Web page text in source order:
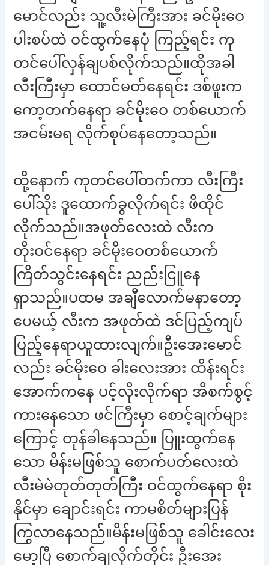
မောင်လည်း သူ့လီးမဲကြီးအား ခင်မိုးဝေ
ပါးစပ်ထဲ ဝင်ထွက်နေပုံ ကြည့်ရင်း ကု
တင်ပေါ်လှန်ချပစ်လိုက်သည်။ထိုအခါ
လီးကြီးမှာ ထောင်မတ်နေရင်း ဒစ်ဖူးက
ကော့တက်နေရာ ခင်မိုးဝေ တစ်ယောက်
အငမ်းမရ လိုက်စုပ်နေတော့သည်။
ထို့နောက် ကုတင်ပေါ်တက်ကာ လီးကြီး
ပေါ်သိုး ဒူထောက်ခွလိုက်ရင်း ဖိထိုင်
လိုက်သည်။အဖုတ်လေးထဲ လီးက
တိုးဝင်နေရာ ခင်မိုးဝေတစ်ယောက်
ကြိတ်သွင်းနေရင်း ညည်းငြူနေ
ရှာသည်။ပထမ အချီလောက်မနာတော့
ပေမယ့် လီးက အဖုတ်ထဲ ဒင်ပြည့်ကျပ်
ပြည့်နေရာယူထားလျက်။ဦးအေးမောင်
လည်း ခင်မိုးဝေ ခါးလေးအား ထိန်းရင်း
အောက်ကနေ ပင့်လိုးလိုက်ရာ အိစက်စွင့်
ကားနေသော ဖင်ကြီးမှာ စောင့်ချက်များ
ကြောင့် တုန်ခါနေသည်။ ပြူးထွက်နေ
သော မိန်းမဖြစ်သူ စောက်ပတ်လေးထဲ
လီးမဲမဲတုတ်တုတ်ကြီး ဝင်ထွက်နေရာ စိုး
နိုင်မှာ ချောင်းရင်း ကာမစိတ်များပြန်
ကြွလာနေသည်။မိန်းမဖြစ်သူ ခေါင်းလေး
မော့ပြီ စောက်ချလိုက်တိုင်း ဦးအေး